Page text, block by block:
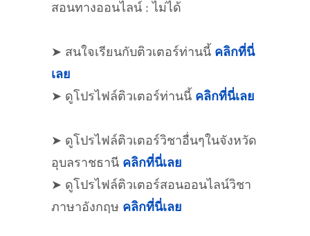
สอนทางออนไลน์ : ไม่ได้
➤ สนใจเรียนกับติวเตอร์ท่านนี้ คลิกที่นี่
เลย
➤ ดูโปรไฟล์ติวเตอร์ท่านนี้ คลิกที่นี่เลย
➤ ดูโปรไฟล์ติวเตอร์วิชาอื่นๆในจังหวัด
อุบลราชธานี คลิกที่นี่เลย
➤ ดูโปรไฟล์ติวเตอร์สอนออนไลน์วิชา
ภาษาอังกฤษ คลิกที่นี่เลย